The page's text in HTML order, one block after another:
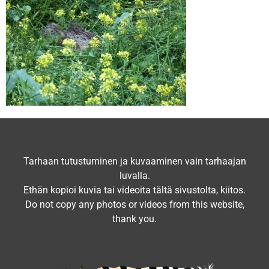
Tarhaan tutustuminen ja kuvaaminen vain tarhaajan
luvalla.
Ethän kopioi kuvia tai videoita tältä sivustolta, kiitos.
Do not copy any photos or videos from this website,
thank you.